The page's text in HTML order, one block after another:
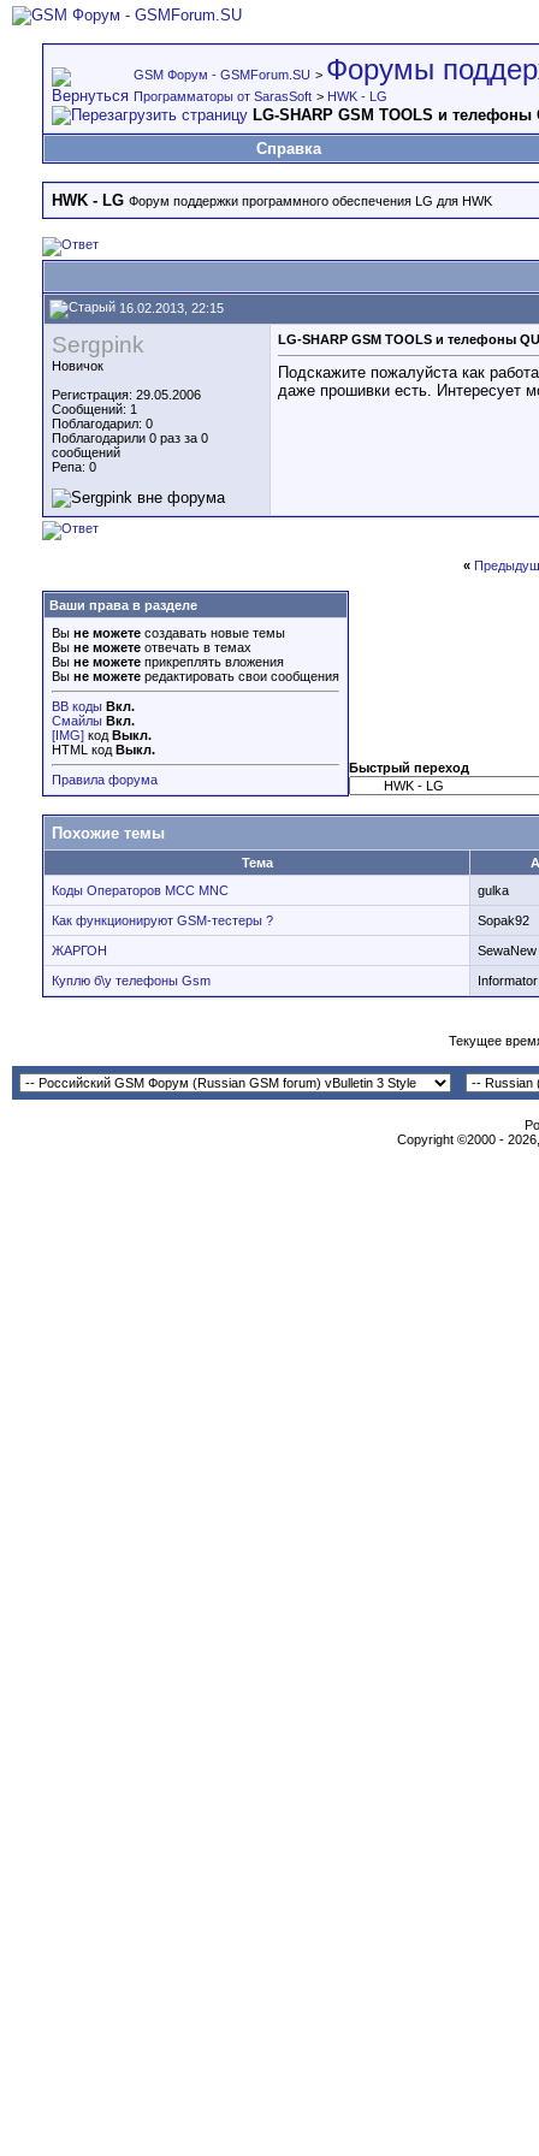
GSM Форум - GSMForum.SU > Форумы
Программаторы от SarasSoft > HWK - LG
LG-SHARP GSM TOOLS и телефоны
Справка
HWK - LG Форум поддержки программного обеспечения LG для HWK
16.02.2013, 22:15
Sergpink
Новичок
Регистрация: 29.05.2006
Сообщений: 1
Поблагодарил: 0
Поблагодарили 0 раз за 0
сообщений
Репа: 0
LG-SHARP GSM TOOLS и телефоны
Подскажите пожалуйста как
даже прошивки есть. Интересует
«
Ваши права в разделе
Вы не можете создавать новые темы
Вы не можете отвечать в темах
Вы не можете прикреплять вложения
Вы не можете редактировать свои сообщения
BB коды Вкл.
Смайлы Вкл.
[IMG] код Выкл.
HTML код Выкл.
Правила форума
Быстрый переход
Похожие темы
Тема
Коды Операторов MCC MNC
gulka
Как функционируют GSM-тестеры ? Sopak92
ЖАРГОН SewaNew
Куплю б\у телефоны Gsm Informator
Текущее
Copyright ©2000 -